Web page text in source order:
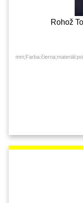
Rohož